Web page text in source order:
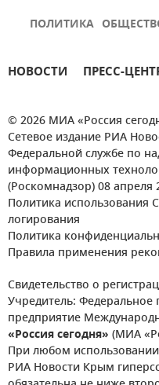
ПОЛИТИКА
НОВОСТИ ПРЕСС-
© 2026 МИА «Россия
Сетевое издание РИА
Федеральной службе по
информационных
(Роскомнадзор) 08 апреля
Политика использования
логирования
Политика
Правила применения
Свидетельство о
Учредитель: Федеральное
предприятие
«Россия сегодня» (МИА
При любом
РИА Новости Крым